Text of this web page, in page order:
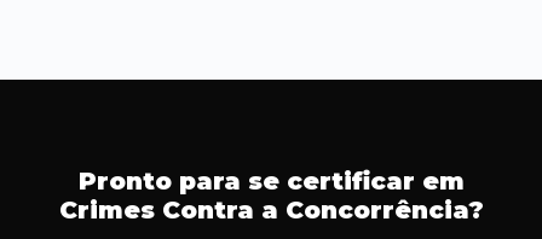
Pronto para se certificar em
Crimes Contra a Concorrência?